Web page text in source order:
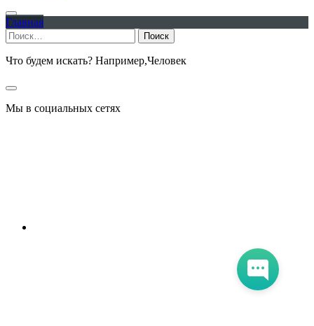
Главная
Найти:
Что будем искать? Например,Человек
Мы в социальных сетях